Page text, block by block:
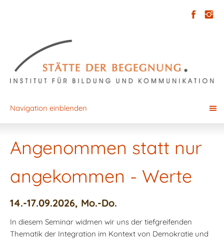
Navigation einblenden
Angenommen statt nur
angekommen - Werte
14.-17.09.2026, Mo.-Do.
In diesem Seminar widmen wir uns der tiefgreifenden
Thematik der Integration im Kontext von Demokratie und